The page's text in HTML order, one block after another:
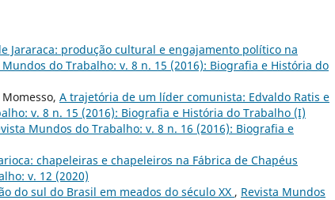
Jararaca: produção cultural e engajamento político na
Mundos do Trabalho: v. 8 n. 15 (2016): Biografia e História do
A trajetória de um líder comunista: Edvaldo Ratis e
v. 8 n. 15 (2016): Biografia e História do Trabalho (I)
Mundos do Trabalho: v. 8 n. 16 (2016): Biografia e
chapeleiras e chapeleiros na Fábrica de Chapéus
v. 12 (2020)
do sul do Brasil em meados do século XX , Revista Mundos